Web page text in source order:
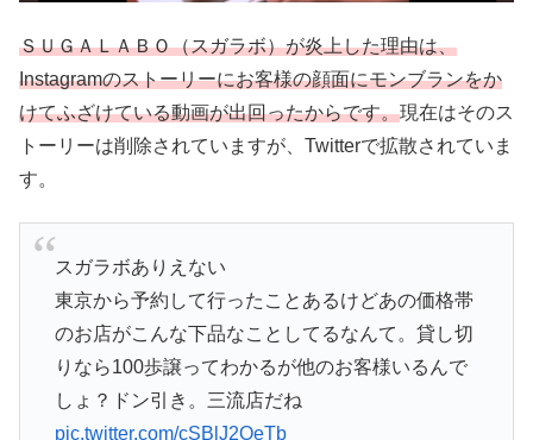
ＳＵＧＡＬＡＢＯ（スガラボ）が炎上した理由は、
Instagramのストーリーにお客様の顔面にモンブランをか
けてふざけている動画が出回ったからです。現在はそのス
トーリーは削除されていますが、Twitterで拡散されていま
す。
スガラボありえない
東京から予約して行ったことあるけどあの価格帯
のお店がこんな下品なことしてるなんて。貸し切
りなら100歩譲ってわかるが他のお客様いるんで
しょ？ドン引き。三流店だね
pic.twitter.com/cSBlJ2OeTb